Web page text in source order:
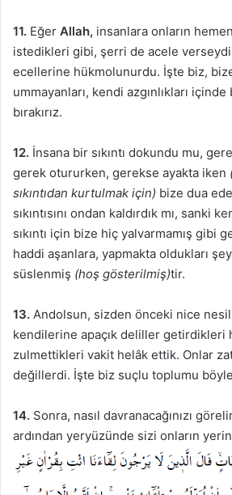
11. Eğer Allah, insanlara onların
istedikleri gibi, şerri de acele
ecellerine hükmolunurdu. İşte biz,
ummayanları, kendi azgınlıkları
bırakırız.
12. İnsana bir sıkıntı dokundu mu,
gerek otururken, gerekse ayakta iken
sıkıntıdan kurtulmak için) bize dua
sıkıntısını ondan kaldırdık mı, sanki
sıkıntı için bize hiç yalvarmamış gibi
haddi aşanlara, yapmakta oldukları
süslenmiş (hoş gösterilmiş)tir.
13. Andolsun, sizden önceki nice
kendilerine apaçık deliller getirdikleri
zulmettikleri vakit helâk ettik. Onlar
değillerdi. İşte biz suçlu toplumu böyle
14. Sonra, nasıl davranacağınızı
ardından yeryüzünde sizi onların